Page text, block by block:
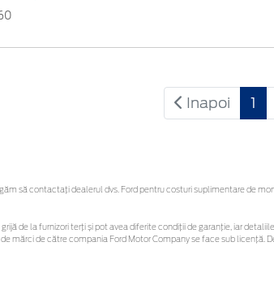
Inapoi 1
să contactaţi dealerul dvs. Ford pentru costuri suplimentare de
de la furnizori terți și pot avea diferite condiții de garanție, iar
mărci de către compania Ford Motor Company se face sub